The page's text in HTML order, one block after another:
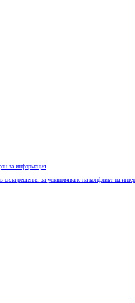
за информация
сила решения за установяване на конфликт на